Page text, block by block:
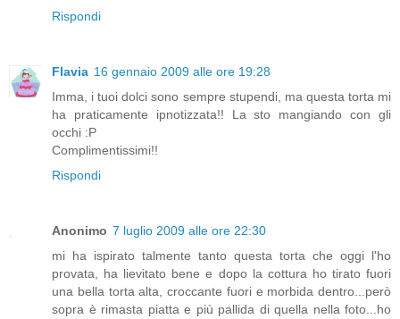
Rispondi
Flavia 16 gennaio 2009 alle ore 19:28
Imma, i tuoi dolci sono sempre stupendi, ma questa torta mi
ha praticamente ipnotizzata!! La sto mangiando con gli
occhi :P
Complimentissimi!!
Rispondi
Anonimo 7 luglio 2009 alle ore 22:30
mi ha ispirato talmente tanto questa torta che oggi l'ho
provata, ha lievitato bene e dopo la cottura ho tirato fuori
una bella torta alta, croccante fuori e morbida dentro...però
sopra è rimasta piatta e più pallida di quella nella foto...ho